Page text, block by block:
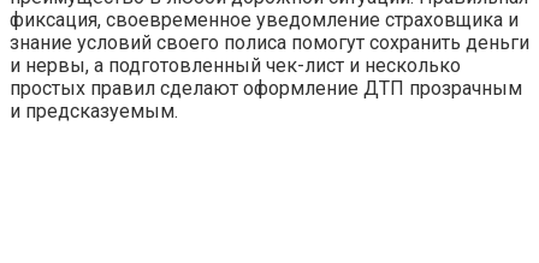
фиксация, своевременное уведомление страховщика и
знание условий своего полиса помогут сохранить деньги
и нервы, а подготовленный чек-лист и несколько
простых правил сделают оформление ДТП прозрачным
и предсказуемым.